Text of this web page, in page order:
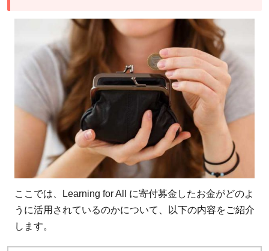
＼たった
の30秒
で完了！
／
【イ
ンタビュ
ー】
Learning
for All
への私た
はどのよ
うに使わ
れる？
ここでは、Learning for All に寄付募金したお金がどのよ
うに活用されているのかについて、以下の内容をご紹介
します。